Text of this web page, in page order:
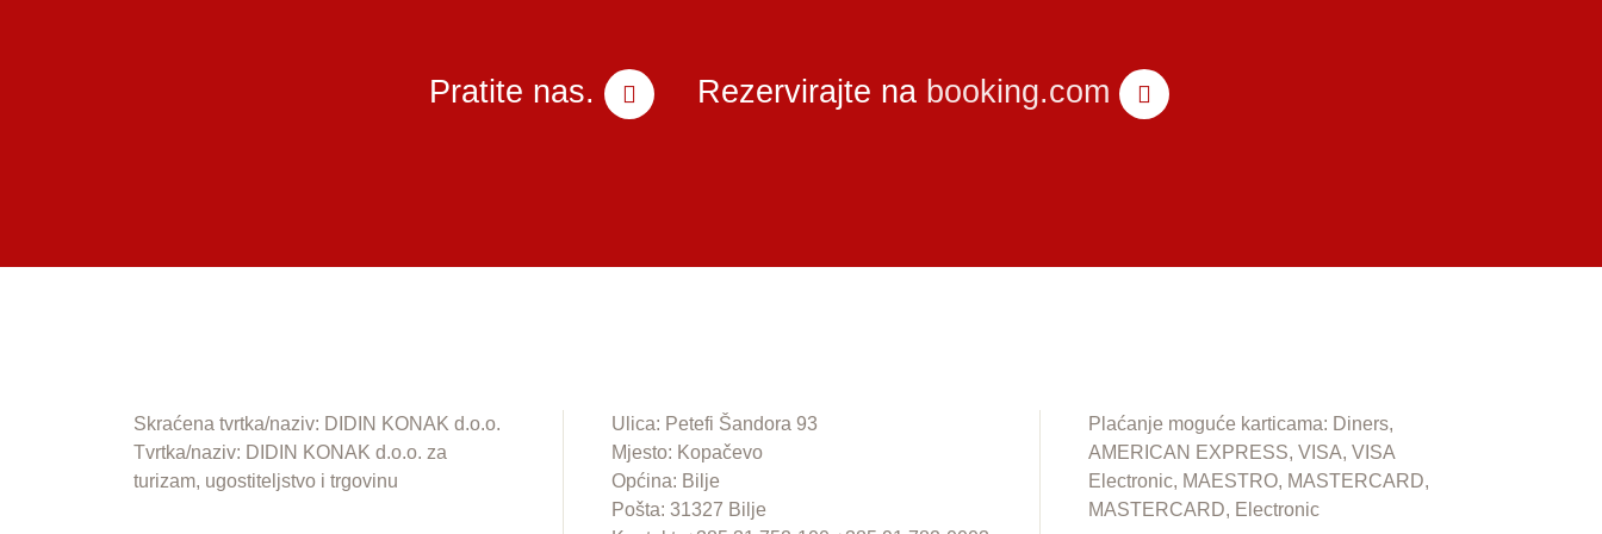
Pratite nas. Rezervirajte na booking.com
Skraćena tvrtka/naziv: DIDIN KONAK d.o.o.
Tvrtka/naziv: DIDIN KONAK d.o.o. za
turizam, ugostiteljstvo i trgovinu
Ulica: Petefi Šandora 93
Mjesto: Kopačevo
Općina: Bilje
Pošta: 31327 Bilje
Plaćanje moguće karticama: Diners,
AMERICAN EXPRESS, VISA, VISA
Electronic, MAESTRO, MASTERCARD,
MASTERCARD, Electronic